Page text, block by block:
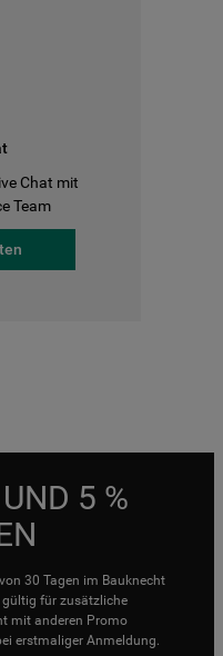
Chat mit
Team
5 %
30 Tagen im Bauknecht
gültig für zusätzliche
mit anderen Promo
erstmaliger Anmeldung.